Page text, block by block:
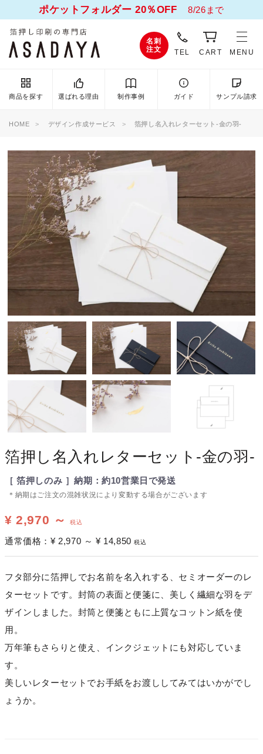
ポケットフォルダー 20％OFF 8/26まで
名刺
注文
TEL CART MENU
商品を探す 選ばれる理由 制作事例 ガイド サンプル請求
HOME デザイン作成サービス 箔押し名入れレターセット-金の羽-
箔押し名入れレターセット-金の羽-
［ 箔押しのみ ］納期：約10営業日で発送
＊納期はご注文の混雑状況により変動する場合がございます
¥ 2,970 ～税込
通常価格： ¥ 2,970 ～ ¥ 14,850 税込
フタ部分に箔押しでお名前を名入れする、セミオーダーのレ
ターセットです。封筒の表面と便箋に、美しく繊細な羽をデ
ザインしました。封筒と便箋ともに上質なコットン紙を使
用。
万年筆もさらりと使え、インクジェットにも対応していま
す。
美しいレターセットでお手紙をお渡ししてみてはいかがでし
ょうか。